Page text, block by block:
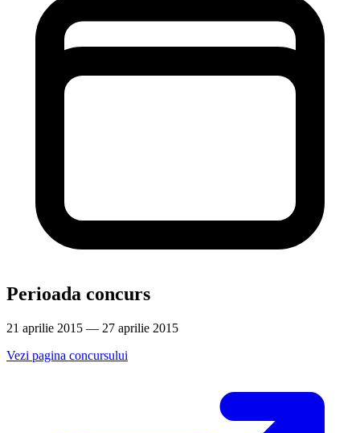
Perioada concurs
21 aprilie 2015 — 27 aprilie 2015
Vezi pagina concursului